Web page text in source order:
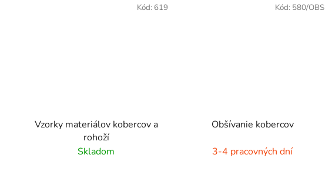
Vzorky materiálov kobercov a
rohoží
Skladom
Kód: 619
Obšívanie kobercov
3-4 pracovných dní
Kód: 580/OBS